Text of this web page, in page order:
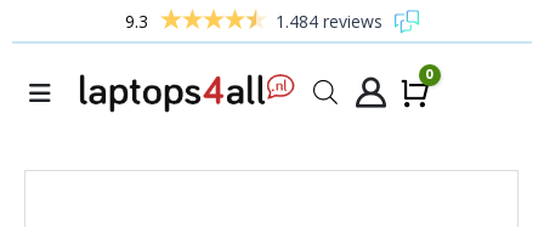
9.3 1.484 reviews
0